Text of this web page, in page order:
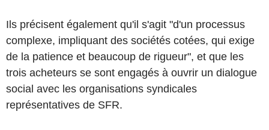
Ils précisent également qu'il s'agit "d'un processus
complexe, impliquant des sociétés cotées, qui exige
de la patience et beaucoup de rigueur", et que les
trois acheteurs se sont engagés à ouvrir un dialogue
social avec les organisations syndicales
représentatives de SFR.